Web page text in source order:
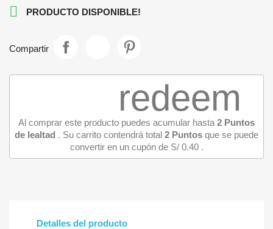
 PRODUCTO DISPONIBLE!
Compartir
redeem
Al comprar este producto puedes acumular hasta 2 Puntos
de lealtad . Su carrito contendrá total 2 Puntos que se puede
convertir en un cupón de S/ 0.40.
Detalles del producto